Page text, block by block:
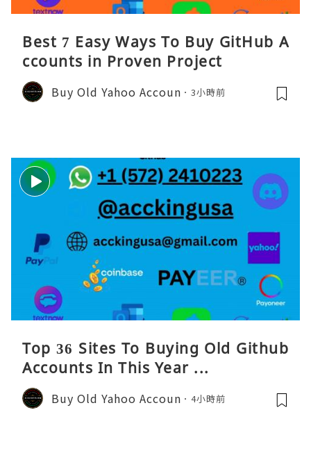
Best 7 Easy Ways To Buy GitHub A
ccounts in Proven Project
Buy Old Yahoo Accoun 3小時前
Top 36 Sites To Buying Old Github
Accounts In This Year ...
Buy Old Yahoo Accoun 4小時前